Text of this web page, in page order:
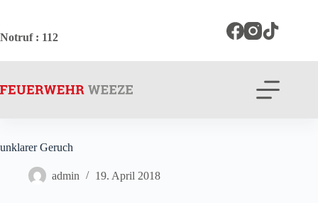
springen
Notruf: 112
unklarer Geruch
admin 19. April 2018